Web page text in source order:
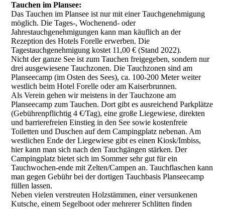
Tauchen im Plansee:
Das Tauchen im Plansee ist nur mit einer Tauchgenehmigung
möglich. Die Tages-, Wochenend- oder
Jahrestauchgenehmigungen kann man käuflich an der
Rezeption des Hotels Forelle erwerben. Die
Tagestauchgenehmigung kostet 11,00 € (Stand 2022).
Nicht der ganze See ist zum Tauchen freigegeben, sondern nur
drei ausgewiesene Tauchzonen. Die Tauchzonen sind am
Planseecamp (im Osten des Sees), ca. 100-200 Meter weiter
westlich beim Hotel Forelle oder am Kaiserbrunnen.
Als Verein gehen wir meistens in der Tauchzone am
Planseecamp zum Tauchen. Dort gibt es ausreichend Parkplätze
(Gebührenpflichtig 4 €/Tag), eine große Liegewiese, direkten
und barrierefreien Einstieg in den See sowie kostenfreie
Toiletten und Duschen auf dem Campingplatz nebenan. Am
westlichen Ende der Liegewiese gibt es einen Kiosk/Imbiss,
hier kann man sich nach den Tauchgängen stärken. Der
Campingplatz bietet sich im Sommer sehr gut für ein
Tauchwochen-ende mit Zelten/Campen an. Tauchflaschen kann
man gegen Gebühr bei der dortigen Tauchbasis Planseecamp
füllen lassen.
Neben vielen verstreuten Holzstämmen, einer versunkenen
Kutsche, einem Segelboot oder mehrerer Schlitten finden